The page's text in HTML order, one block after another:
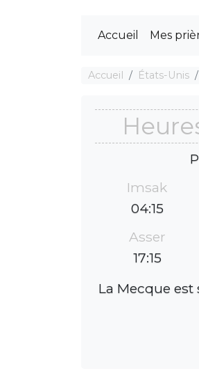
Accueil Mes
Accueil États-Unis
Imsak
04:15
Asser
17:15
La Mecque est